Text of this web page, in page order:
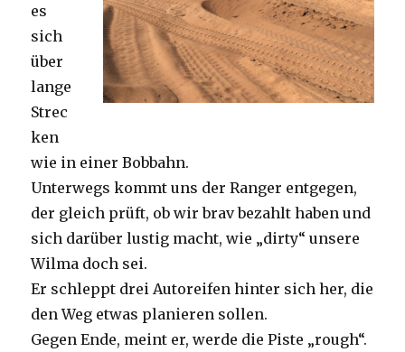
es
sich
über
lange
Strec
ken
wie in einer Bobbahn.
Unterwegs kommt uns der Ranger entgegen,
der gleich prüft, ob wir brav bezahlt haben und
sich darüber lustig macht, wie „dirty“ unsere
Wilma doch sei.
Er schleppt drei Autoreifen hinter sich her, die
den Weg etwas planieren sollen.
Gegen Ende, meint er, werde die Piste „rough“.